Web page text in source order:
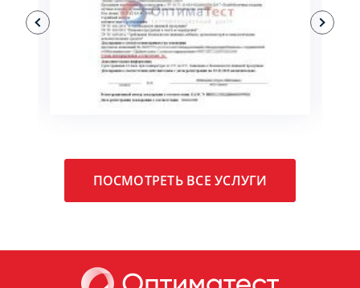
ПОДРОБНЕЕ
ПОСМОТРЕТЬ ВСЕ УСЛУГИ